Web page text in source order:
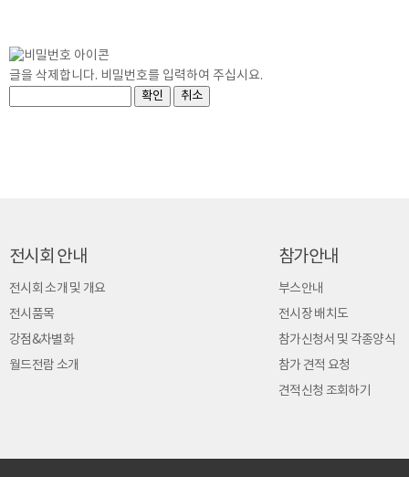
글을 삭제합니다. 비밀번호를 입력하여 주십시요.
전시회 안내
전시회 소개 및 개요
전시품목
강점&차별화
월드전람 소개
참가안내
부스안내
전시장 배치도
참가신청서 및 각종양식
참가 견적 요청
견적신청 조회하기